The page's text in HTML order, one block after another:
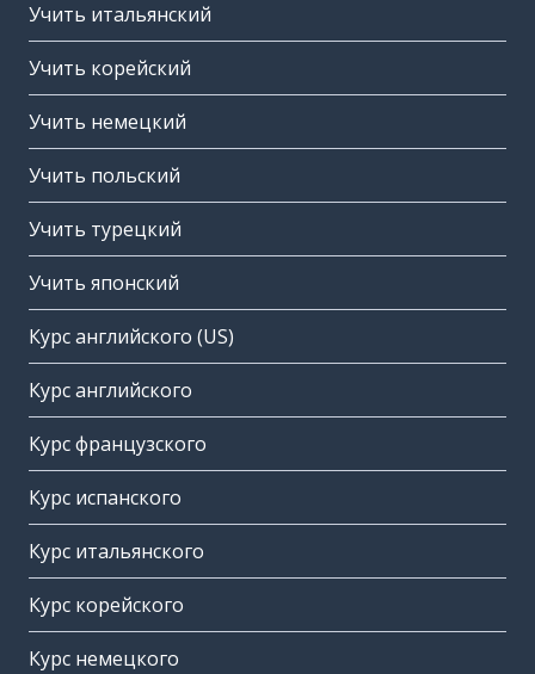
Учить итальянский
Учить корейский
Учить немецкий
Учить польский
Учить турецкий
Учить японский
Курс английского (US)
Курс английского
Курс французского
Курс испанского
Курс итальянского
Курс корейского
Курс немецкого